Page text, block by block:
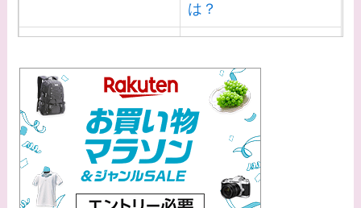
は？
る芸能人３選！白洲次
郎との関係は？ジャニ
ーズ出身？
【画像】山田裕貴の家
系図・家族構成は？嫁
西野七瀬との馴れ初め